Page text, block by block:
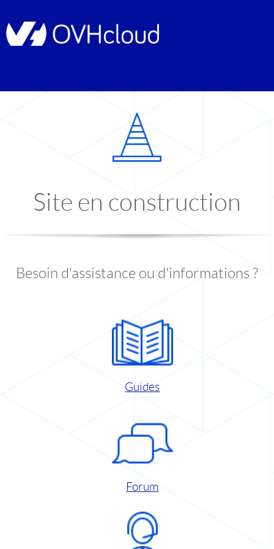
Site en construction
Besoin d'assistance ou d'informations ?
Guides
Forum